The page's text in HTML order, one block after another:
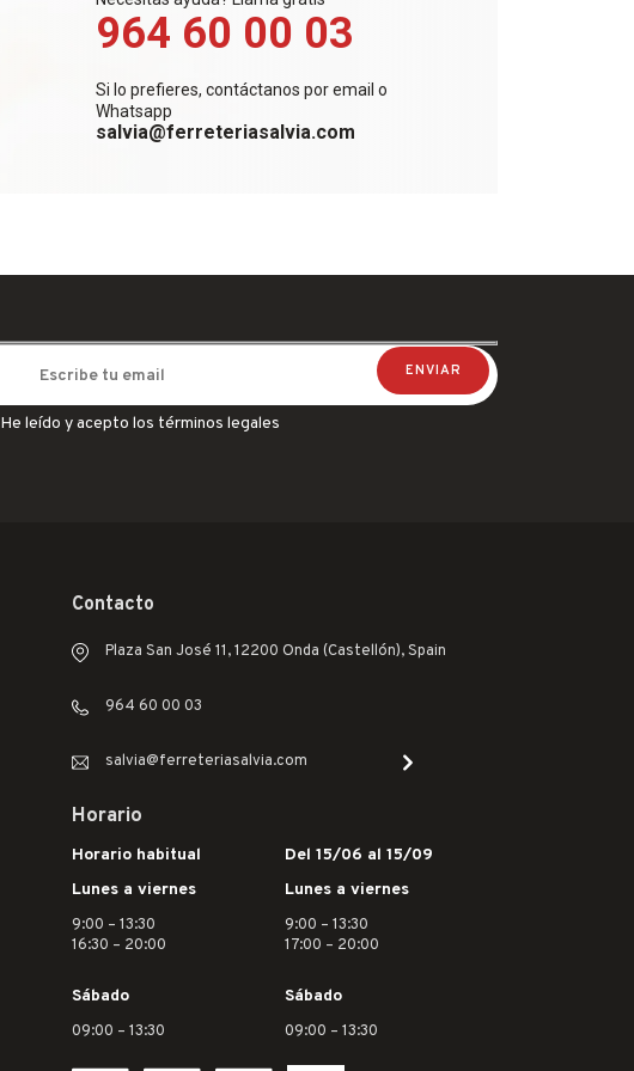
964 60 00 03
Si lo prefieres, contáctanos por email o
Whatsapp
salvia@ferreteriasalvia.com
He leído y acepto los términos legales
Contacto
Plaza San José 11, 12200 Onda (Castellón), Spain
964 60 00 03
salvia@ferreteriasalvia.com
Horario
Horario habitual
Lunes a viernes
9:00 – 13:30
16:30 – 20:00
Sábado
09:00 – 13:30
Del 15/06 al 15/09
Lunes a viernes
9:00 – 13:30
17:00 – 20:00
Sábado
09:00 – 13:30